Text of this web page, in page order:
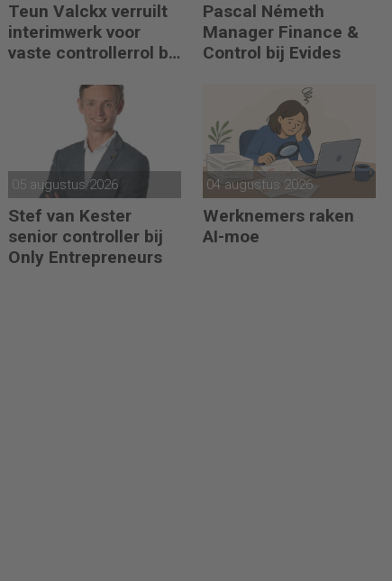
Teun Valckx verruilt
interimwerk voor
vaste controllerrol bij
Pascal Németh
Manager Finance &
Control bij Evides
05 augustus 2026
Stef van Kester
senior controller bij
Only Entrepreneurs
04 augustus 2026
Werknemers raken
AI-moe